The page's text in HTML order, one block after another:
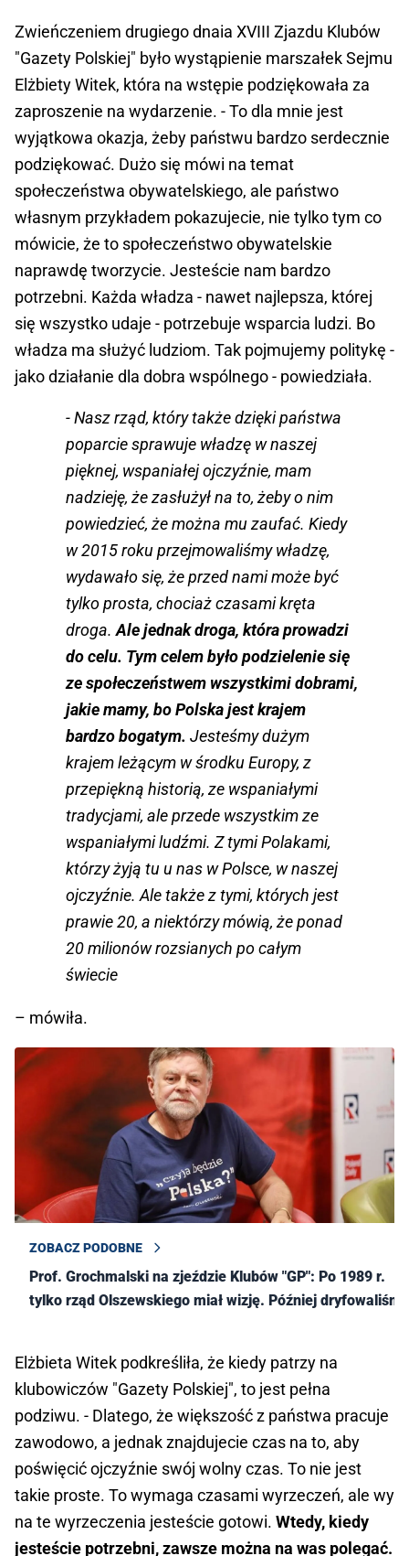
Zwieńczeniem drugiego dnaia XVIII Zjazdu Klubów
"Gazety Polskiej" było wystąpienie marszałek Sejmu
Elżbiety Witek, która na wstępie podziękowała za
zaproszenie na wydarzenie. - To dla mnie jest
wyjątkowa okazja, żeby państwu bardzo serdecznie
podziękować. Dużo się mówi na temat
społeczeństwa obywatelskiego, ale państwo
własnym przykładem pokazujecie, nie tylko tym co
mówicie, że to społeczeństwo obywatelskie
naprawdę tworzycie. Jesteście nam bardzo
potrzebni. Każda władza - nawet najlepsza, której
się wszystko udaje - potrzebuje wsparcia ludzi. Bo
władza ma służyć ludziom. Tak pojmujemy politykę -
jako działanie dla dobra wspólnego - powiedziała.
- Nasz rząd, który także dzięki państwa
poparcie sprawuje władzę w naszej
pięknej, wspaniałej ojczyźnie, mam
nadzieję, że zasłużył na to, żeby o nim
powiedzieć, że można mu zaufać. Kiedy
w 2015 roku przejmowaliśmy władzę,
wydawało się, że przed nami może być
tylko prosta, chociaż czasami kręta
droga. Ale jednak droga, która prowadzi
do celu. Tym celem było podzielenie się
ze społeczeństwem wszystkimi dobrami,
jakie mamy, bo Polska jest krajem
bardzo bogatym. Jesteśmy dużym
krajem leżącym w środku Europy, z
przepiękną historią, ze wspaniałymi
tradycjami, ale przede wszystkim ze
wspaniałymi ludźmi. Z tymi Polakami,
którzy żyją tu u nas w Polsce, w naszej
ojczyźnie. Ale także z tymi, których jest
prawie 20, a niektórzy mówią, że ponad
20 milionów rozsianych po całym
świecie
– mówiła.
ZOBACZ PODOBNE
Prof. Grochmalski na zjeździe Klubów "GP": Po 1989 r.
tylko rząd Olszewskiego miał wizję. Później dryfowaliśmy
Elżbieta Witek podkreśliła, że kiedy patrzy na
klubowiczów "Gazety Polskiej", to jest pełna
podziwu. - Dlatego, że większość z państwa pracuje
zawodowo, a jednak znajdujecie czas na to, aby
poświęcić ojczyźnie swój wolny czas. To nie jest
takie proste. To wymaga czasami wyrzeczeń, ale wy
na te wyrzeczenia jesteście gotowi. Wtedy, kiedy
jesteście potrzebni, zawsze można na was polegać.